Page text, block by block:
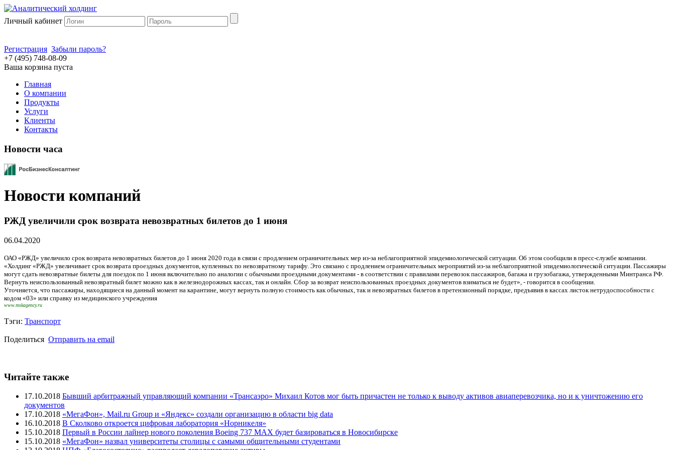
Личный кабинет
Регистрация Забыли пароль?
+7 (495) 748-08-09
Ваша корзина пуста
Главная
О компании
Продукты
Услуги
Клиенты
Контакты
Новости часа
Новости компаний
РЖД увеличили срок возврата невозвратных билетов до 1 июня
06.04.2020
ОАО «РЖД» увеличило срок возврата невозвратных билетов до 1 июня 2020 года в связи с продлением ограничительных мер из-за неблагоприятной эпидемиологической ситуации. Об этом сообщили в пресс-службе компании.
«Холдинг «РЖД» увеличивает срок возврата проездных документов, купленных по невозвратному тарифу. Это связано с продлением ограничительных мероприятий из-за неблагоприятной эпидемиологической ситуации. Пассажиры
могут сдать невозвратные билеты для поездок по 1 июня включительно по аналогии с обычными проездными документами - в соответствии с правилами перевозок пассажиров, багажа и грузобагажа, утвержденными Минтранса РФ.
Вернуть неиспользованный невозвратный билет можно как в железнодорожных кассах, так и онлайн. Сбор за возврат неиспользованных проездных документов взиматься не будет», - говорится в сообщении.
Уточняется, что пассажиры, находящиеся на данный момент на карантине, могут вернуть полную стоимость как обычных, так и невозвратных билетов в претензионный порядке, предъявив в кассах листок нетрудоспособности с
кодом «03» или справку из медицинского учреждения
www.mskagency.ru
Тэги: Транспорт
Поделиться Отправить на email
Читайте также
17.10.2018 Бывший арбитражный управляющий компании «Трансаэро» Михаил Котов мог быть причастен не только к выводу активов авиаперевозчика, но и к уничтожению его
документов
17.10.2018 «МегаФон», Mail.ru Group и «Яндекс» создали организацию в области big data
16.10.2018 В Сколково откроется цифровая лаборатория «Норникеля»
15.10.2018 Первый в России лайнер нового поколения Boeing 737 MAX будет базироваться в Новосибирске
15.10.2018 «МегаФон» назвал университеты столицы с самыми общительными студентами